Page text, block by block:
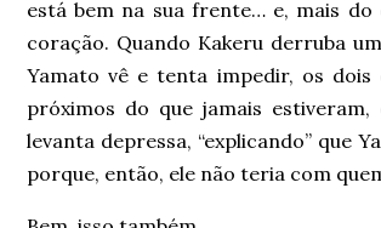
está bem na sua frente… e, mais
coração. Quando Kakeru derruba
Yamato vê e tenta impedir, os
próximos do que jamais estiveram,
levanta depressa, “explicando” que
porque, então, ele não teria com